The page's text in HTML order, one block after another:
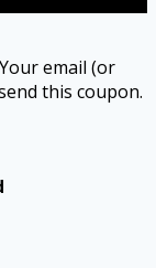
email (or
this coupon.